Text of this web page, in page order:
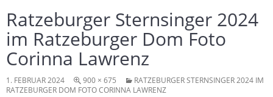
Ratzeburger Sternsinger 2024
im Ratzeburger Dom Foto
Corinna Lawrenz
1. FEBRUAR 2024 900 × 675
RATZEBURGER STERNSINGER 2024 IM
RATZEBURGER DOM FOTO CORINNA LAWRENZ